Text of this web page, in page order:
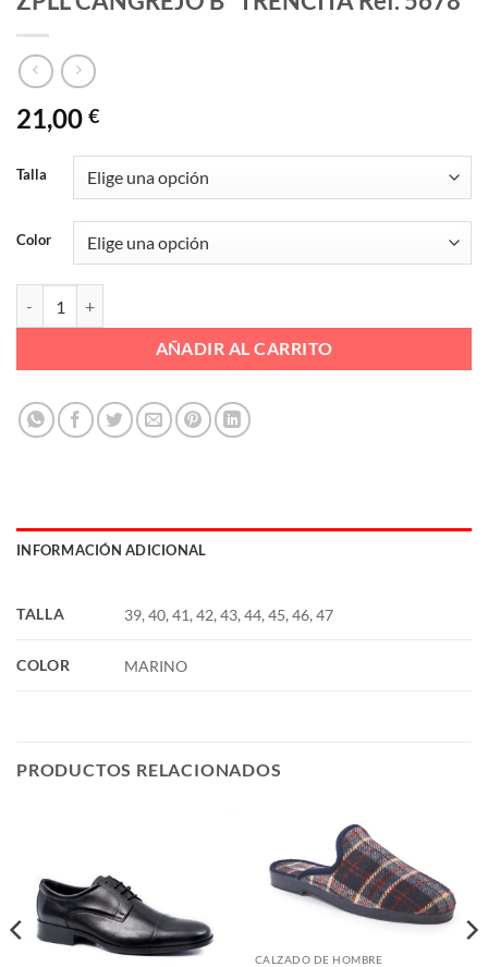
21,00 €
Talla
Color
AÑADIR AL CARRITO
INFORMACIÓN ADICIONAL
TALLA 39, 40, 41, 42, 43, 44, 45, 46, 47
COLOR MARINO
PRODUCTOS RELACIONADOS
CALZADO DE HOMBRE